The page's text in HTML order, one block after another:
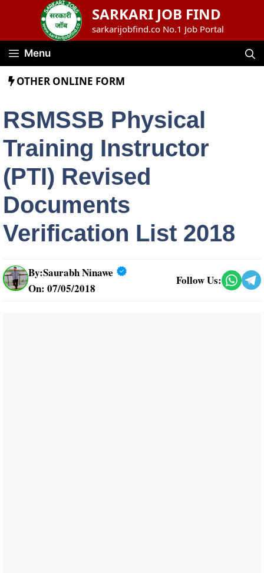
SARKARI JOB FIND
sarkarijobfind.co No.1 Job Portal
Menu
OTHER ONLINE FORM
RSMSSB Physical
Training Instructor
(PTI) Revised
Documents
Verification List 2018
By:Saurabh Ninawe
On: 07/05/2018
Follow Us: